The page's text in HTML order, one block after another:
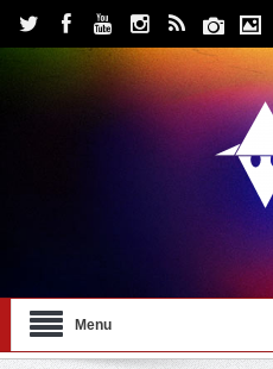
Menu